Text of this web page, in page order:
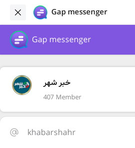
Gap messenger
Gap messenger
خبر شهر
407 Member
khabarshahr